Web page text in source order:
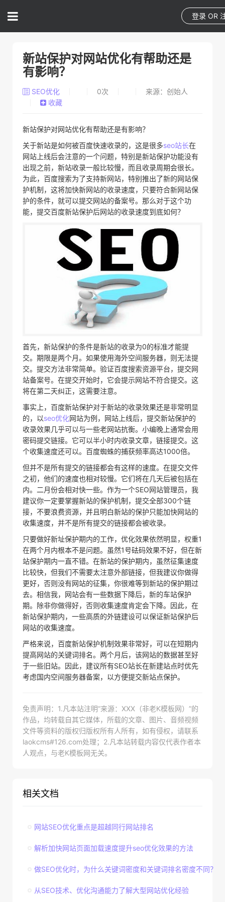
登录 OR
新站保护对网站优化有帮助还是
有影响？
SEO优化 0次
来源：创始人
收藏
新站保护对网站优化有帮助还是有影响？
关于新站是如何被百度快速收录的，这是很多seo站长在
网站上线后会注意的一个问题，特别是新站保护功能没有
出现之前，新站收录一般比较慢，而且收录周期会很长。
为此，百度搜索为了支持新网站，特别推出了新的网站保
护机制，这将加快新网站的收录速度，只要符合新网站保
护的条件，就可以提交网站的备案号。那么对于这个功
能，提交百度新站保护后网站的收录速度到底如何？
首先，新站保护的条件是新站的收录为0的标准才能提
交。期限是两个月。如果使用海外空间服务器，则无法提
交。提交方法非常简单。验证百度搜索资源平台，提交网
站备案号。在提交开始时，它会提示网站不符合提交。这
将在第二天纠正，这需要注意。
事实上，百度新站保护对于新站的收录效果还是非常明显
的，以seo优化网站为例，网站上线后，提交新站保护的
收录效果几乎可以与一些老网站抗衡。小编晚上通常会用
密码提交链接。它可以半小时内收录文章，链接提交。这
个收集速度还可以。百度蜘蛛的捕获频率高达1000倍。
但并不是所有提交的链接都会有这样的速度。在提交文件
之初，他们的速度也相对较慢。它们将在几天后被包括在
内。二月份会相对快一些。作为一个SEO网站管理员，我
建议你一定要掌握新站的保护机制，提交全部300个链
接，不要浪费资源，并且明白新站的保护只能加快网站的
收集速度，并不是所有提交的链接都会被收录。
只要做好新址保护期内的工作，优化效果依然明显，权重1
在两个月内根本不是问题。虽然1号砝码效果不好，但在新
站保护期内一直不错。在新站的保护期内，虽然征集速度
比较快，但我们不需要太注意外部链接，但我建议你做得
更好，否则没有网站的征集，你很难等到新站的保护期过
去。相信我，网站会有一些数据下降后，新的车站保护
期。除非你做得好，否则收集速度肯定会下降。因此，在
新站保护期内，一些高质的外链建设可以保证新站保护后
网站的收集速度。
严格来说，百度新站保护机制效果非常好，可以在短期内
提高网站的关键词排名。两个月后，该网站的数据甚至好
于一些旧站。因此，建议所有SEO站长在新建站点时优先
考虑国内空间服务器备案，以方便提交新站点保护。
免责声明：1.凡本站注明“来源：XXX（非老K模板网）”的
作品，均转载自其它媒体，所载的文章、图片、音频视频
文件等资料的版权归版权所有人所有，如有侵权，请联系
laokcms#126.com处理；2.凡本站转载内容仅代表作者本
人观点，与老K模板网无关。
相关文档
网站SEO优化重点是超越同行网站排名
解析加快网站页面加载速度提升seo优化效果的方法
做SEO优化时，为什么关键词密度和关键词排名密度不同？
从SEO技术、优化沟通能力了解大型网站优化经验